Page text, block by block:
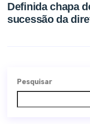
Definida chapa
sucessão da
Pesquisar